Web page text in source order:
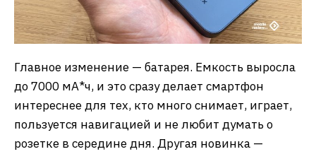
Главное изменение — батарея. Емкость выросла
до 7000 мА*ч, и это сразу делает смартфон
интереснее для тех, кто много снимает, играет,
пользуется навигацией и не любит думать о
розетке в середине дня. Другая новинка —